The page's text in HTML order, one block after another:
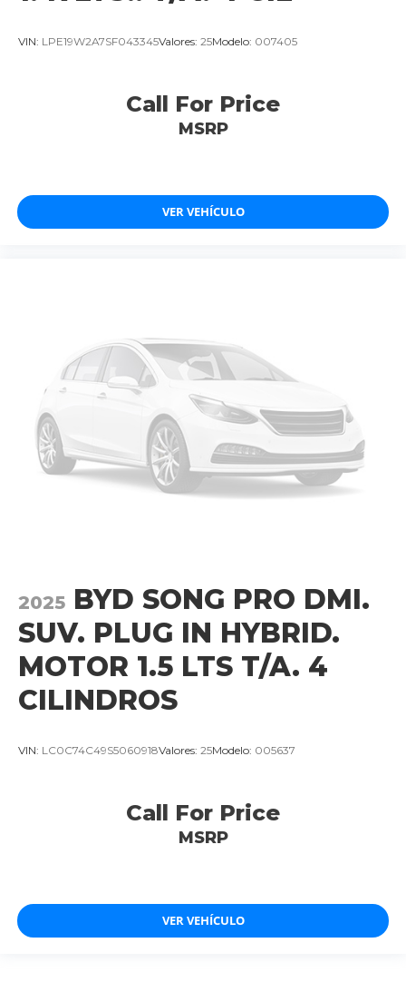
VIN: LPE19W2A7SF043345Valores: 25Modelo: 007405
Call For Price
MSRP
VER VEHÍCULO
2025 BYD SONG PRO DMI.
SUV. PLUG IN HYBRID.
MOTOR 1.5 LTS T/A. 4
CILINDROS
VIN: LC0C74C49S5060918Valores: 25Modelo: 005637
Call For Price
MSRP
VER VEHÍCULO